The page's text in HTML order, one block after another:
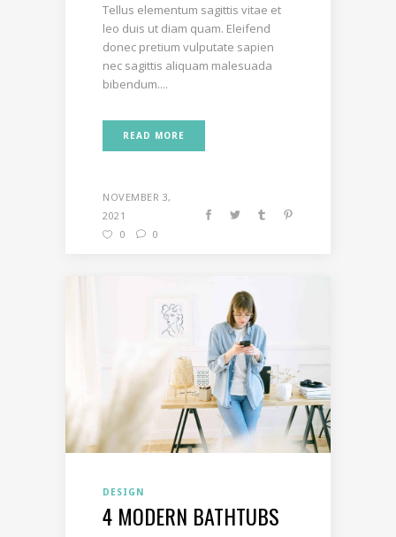
Tellus elementum sagittis vitae et
leo duis ut diam quam. Eleifend
donec pretium vulputate sapien
nec sagittis aliquam malesuada
bibendum....
READ MORE
NOVEMBER 3,
2021
0
0
DESIGN
4 MODERN BATHTUBS